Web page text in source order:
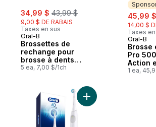
sale:
34,99 $ , formerly:
43,99 $
9,00 $ DE RABAIS
Taxes en sus
Oral-B
Brossettes de
rechange pour
brosse à dents
Professional
5 ea, 7,00 $/1ch
sale:
45,99 $
14,00 $
Taxes
Oral-B
Brosse
Pro
Action
Clean,
1 ea,
Ajouter Brosse à